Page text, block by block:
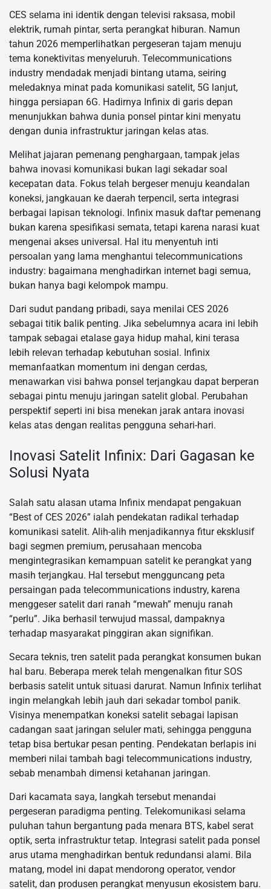
CES selama ini identik dengan televisi raksasa, mobil
elektrik, rumah pintar, serta perangkat hiburan. Namun
tahun 2026 memperlihatkan pergeseran tajam menuju
tema konektivitas menyeluruh. Telecommunications
industry mendadak menjadi bintang utama, seiring
meledaknya minat pada komunikasi satelit, 5G lanjut,
hingga persiapan 6G. Hadirnya Infinix di garis depan
menunjukkan bahwa dunia ponsel pintar kini menyatu
dengan dunia infrastruktur jaringan kelas atas.
Melihat jajaran pemenang penghargaan, tampak jelas
bahwa inovasi komunikasi bukan lagi sekadar soal
kecepatan data. Fokus telah bergeser menuju keandalan
koneksi, jangkauan ke daerah terpencil, serta integrasi
berbagai lapisan teknologi. Infinix masuk daftar pemenang
bukan karena spesifikasi semata, tetapi karena narasi kuat
mengenai akses universal. Hal itu menyentuh inti
persoalan yang lama menghantui telecommunications
industry: bagaimana menghadirkan internet bagi semua,
bukan hanya bagi kelompok mampu.
Dari sudut pandang pribadi, saya menilai CES 2026
sebagai titik balik penting. Jika sebelumnya acara ini lebih
tampak sebagai etalase gaya hidup mahal, kini terasa
lebih relevan terhadap kebutuhan sosial. Infinix
memanfaatkan momentum ini dengan cerdas,
menawarkan visi bahwa ponsel terjangkau dapat berperan
sebagai pintu menuju jaringan satelit global. Perubahan
perspektif seperti ini bisa menekan jarak antara inovasi
kelas atas dengan realitas pengguna sehari-hari.
Inovasi Satelit Infinix: Dari Gagasan ke
Solusi Nyata
Salah satu alasan utama Infinix mendapat pengakuan
“Best of CES 2026” ialah pendekatan radikal terhadap
komunikasi satelit. Alih-alih menjadikannya fitur eksklusif
bagi segmen premium, perusahaan mencoba
mengintegrasikan kemampuan satelit ke perangkat yang
masih terjangkau. Hal tersebut mengguncang peta
persaingan pada telecommunications industry, karena
menggeser satelit dari ranah “mewah” menuju ranah
“perlu”. Jika berhasil terwujud massal, dampaknya
terhadap masyarakat pinggiran akan signifikan.
Secara teknis, tren satelit pada perangkat konsumen bukan
hal baru. Beberapa merek telah mengenalkan fitur SOS
berbasis satelit untuk situasi darurat. Namun Infinix terlihat
ingin melangkah lebih jauh dari sekadar tombol panik.
Visinya menempatkan koneksi satelit sebagai lapisan
cadangan saat jaringan seluler mati, sehingga pengguna
tetap bisa bertukar pesan penting. Pendekatan berlapis ini
memberi nilai tambah bagi telecommunications industry,
sebab menambah dimensi ketahanan jaringan.
Dari kacamata saya, langkah tersebut menandai
pergeseran paradigma penting. Telekomunikasi selama
puluhan tahun bergantung pada menara BTS, kabel serat
optik, serta infrastruktur tetap. Integrasi satelit pada ponsel
arus utama menghadirkan bentuk redundansi alami. Bila
matang, model ini dapat mendorong operator, vendor
satelit, dan produsen perangkat menyusun ekosistem baru.